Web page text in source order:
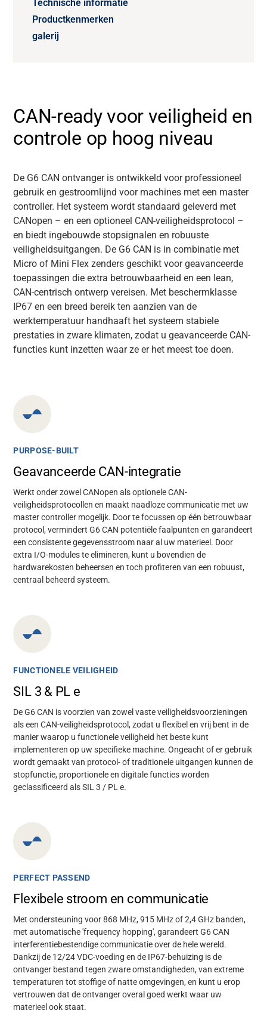
CAN-ready voor veiligheid en
controle op hoog niveau
De G6 CAN ontvanger is ontwikkeld voor professioneel
gebruik en gestroomlijnd voor machines met een master
controller. Het systeem wordt standaard geleverd met
CANopen – en een optioneel CAN-veiligheidsprotocol –
en biedt ingebouwde stopsignalen en robuuste
veiligheidsuitgangen. De G6 CAN is in combinatie met
Micro of Mini Flex zenders geschikt voor geavanceerde
toepassingen die extra betrouwbaarheid en een lean,
CAN-centrisch ontwerp vereisen. Met beschermklasse
IP67 en een breed bereik ten aanzien van de
werktemperatuur handhaaft het systeem stabiele
prestaties in zware klimaten, zodat u geavanceerde CAN-
functies kunt inzetten waar ze er het meest toe doen.
Technische informatie
Productkenmerken
galerij
PURPOSE-BUILT
Geavanceerde CAN-integratie
Werkt onder zowel CANopen als optionele CAN-
veiligheidsprotocollen en maakt naadloze communicatie met uw
master controller mogelijk. Door te focussen op één betrouwbaar
protocol, vermindert G6 CAN potentiële faalpunten en garandeert
een consistente gegevensstroom naar al uw materieel. Door
extra I/O-modules te elimineren, kunt u bovendien de
hardwarekosten beheersen en toch profiteren van een robuust,
centraal beheerd systeem.
FUNCTIONELE VEILIGHEID
SIL 3 & PL e
De G6 CAN is voorzien van zowel vaste veiligheidsvoorzieningen
als een CAN-veiligheidsprotocol, zodat u flexibel en vrij bent in de
manier waarop u functionele veiligheid het beste kunt
implementeren op uw specifieke machine. Ongeacht of er gebruik
wordt gemaakt van protocol- of traditionele uitgangen kunnen de
stopfunctie, proportionele en digitale functies worden
geclassificeerd als SIL 3 / PL e.
PERFECT PASSEND
Flexibele stroom en communicatie
Met ondersteuning voor 868 MHz, 915 MHz of 2,4 GHz banden,
met automatische 'frequency hopping', garandeert G6 CAN
interferentiebestendige communicatie over de hele wereld.
Dankzij de 12/24 VDC-voeding en de IP67-behuizing is de
ontvanger bestand tegen zware omstandigheden, van extreme
temperaturen tot stoffige of natte omgevingen, en kunt u erop
vertrouwen dat de ontvanger overal goed werkt waar uw
materieel ook staat.